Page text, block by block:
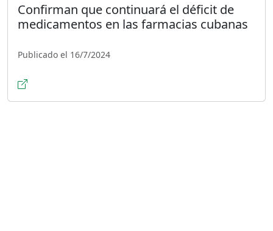
Confirman que continuará el déficit de
medicamentos en las farmacias cubanas
Publicado el 16/7/2024